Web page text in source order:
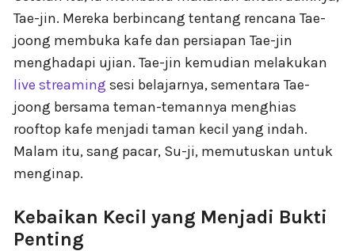
Tae-jin. Mereka berbincang tentang rencana Tae-
joong membuka kafe dan persiapan Tae-jin
menghadapi ujian. Tae-jin kemudian melakukan
live streaming sesi belajarnya, sementara Tae-
joong bersama teman-temannya menghias
rooftop kafe menjadi taman kecil yang indah.
Malam itu, sang pacar, Su-ji, memutuskan untuk
menginap.
Kebaikan Kecil yang Menjadi Bukti
Penting